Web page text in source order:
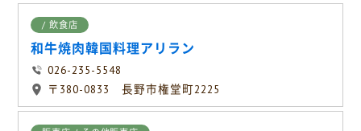
/ 飲食店
和牛焼肉韓国料理アリラン
026-235-5548
〒380-0833 長野市権堂町2225